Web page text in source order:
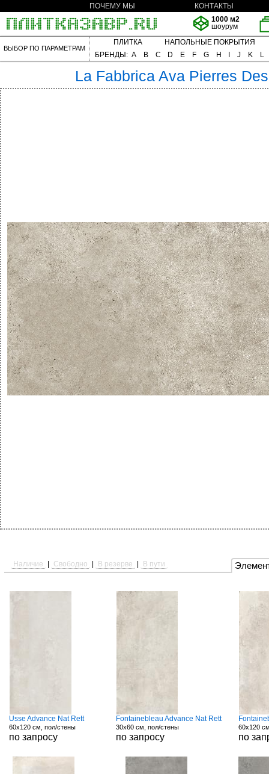
ПОЧЕМУ МЫ
КОНТАКТЫ
1000 м2
шоурум
ВЫБОР ПО ПАРАМЕТРАМ
ПЛИТКА
НАПОЛЬНЫЕ ПОКРЫТИЯ
БРЕНДЫ: A B C D E F G H J K L
La Fabbrica Ava Pierres
Наличие Свободно В резерве В пути
Usse Advance Nat Rett
60x120 см, пол/стены
по запросу
Fontainebleau Advance Nat Rett
30x60 см, пол/стены
по запросу
60x120
по